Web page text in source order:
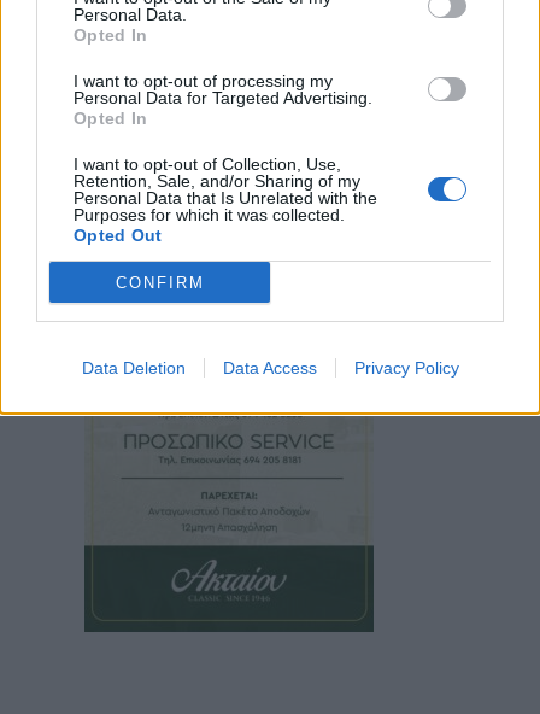
Personal Data.
Opted In
I want to opt-out of processing my
Personal Data for Targeted Advertising.
Opted In
I want to opt-out of Collection, Use,
Retention, Sale, and/or Sharing of my
Personal Data that Is Unrelated with the
Purposes for which it was collected.
Opted Out
CONFIRM
Data Deletion Data Access Privacy Policy